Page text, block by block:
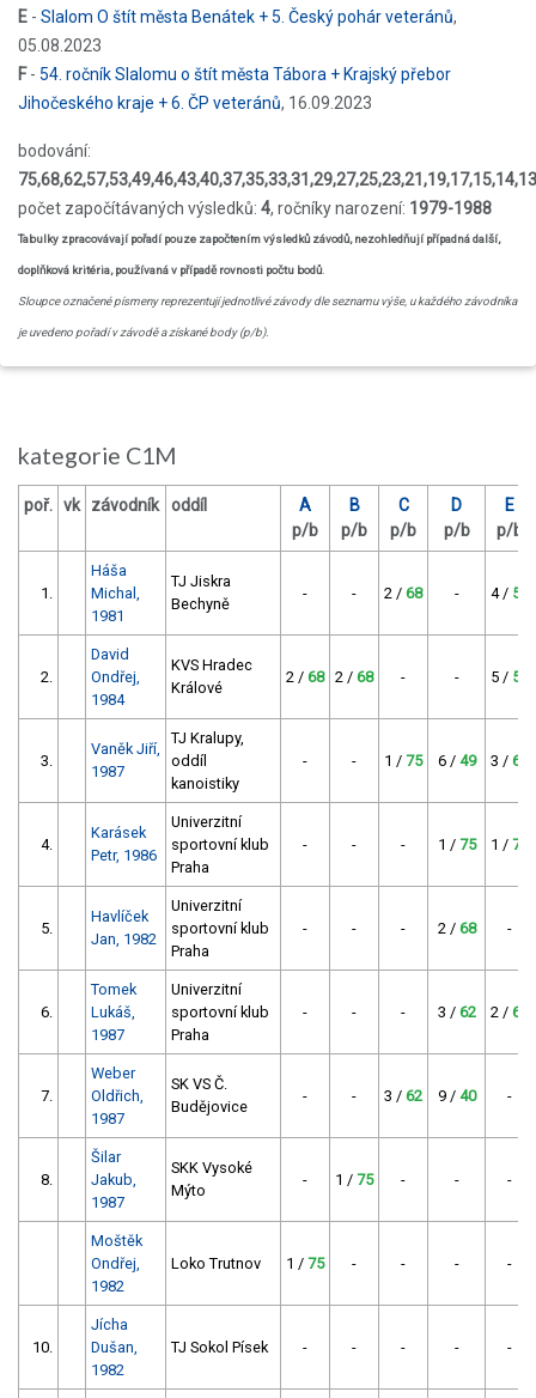
E - Slalom O štít města Benátek + 5. Český pohár veteránů,
05.08.2023
F- 54. ročník Slalomu o štít města Tábora + Krajský přebor
Jihočeského kraje + 6. ČP veteránů, 16.09.2023
bodování:
počet započítávaných výsledků: 4, ročníky narození: 1979-1988
Tabulky zpracovávají pořadí pouze započtením výsledků závodů, nezohledňují případná další,
doplňková kritéria, používaná v případě rovnosti počtu bodů.
Sloupce označené písmeny reprezentují jednotlivé závody dle seznamu výše, u každého závodníka
je uvedeno pořadí v závodě a získané body (p/b).
kategorie C1M
poř. vk závodník oddíl
A
p/b
B
p/b
C
p/b
D
p/b
E
p/b
1.
Háša
Michal,
1981
TJ Jiskra
Bechyně
- - 2 / 68 - 4 / 57
2.
David
Ondřej,
1984
KVS Hradec
Králové
2 / 68 2 / 68 - - 5 / 53
3.
Vaněk Jiří,
1987
TJ Kralupy,
oddíl
kanoistiky
- - 1 / 75 6 / 49 3 / 62
4.
Karásek
Petr, 1986
Univerzitní
sportovní klub
Praha
- - - 1 / 75 1 / 75
5.
Havlíček
Jan, 1982
Univerzitní
sportovní klub
Praha
- - - 2 / 68 -
6.
Tomek
Lukáš,
1987
Univerzitní
sportovní klub
Praha
- - - 3 / 62 2 / 68
7.
Weber
Oldřich,
1987
SK VS Č.
Budějovice
- - 3 / 62 9 / 40 -
8.
Šilar
Jakub,
1987
SKK Vysoké
Mýto
- 1 / 75 - - -
Moštěk
Ondřej,
1982
Loko Trutnov 1 / 75 - - - -
10.
Jícha
Dušan,
1982
TJ Sokol Písek - - - - -